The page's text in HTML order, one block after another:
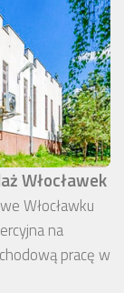
Włocławek
Włocławku
na
pracę w